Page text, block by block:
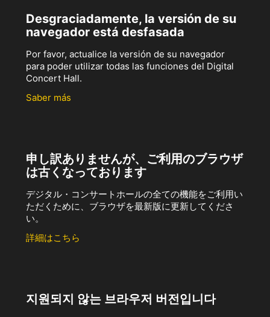
Desgraciadamente, la versión de su
navegador está desfasada
Por favor, actualice la versión de su navegador
para poder utilizar todas las funciones del Digital
Concert Hall.
Saber más
申し訳ありませんが、ご利用のブラウザ
は古くなっております
デジタル・コンサートホールの全ての機能をご利用い
ただくために、ブラウザを最新版に更新してくださ
い。
詳細はこちら
지원되지 않는 브라우저 버전입니다